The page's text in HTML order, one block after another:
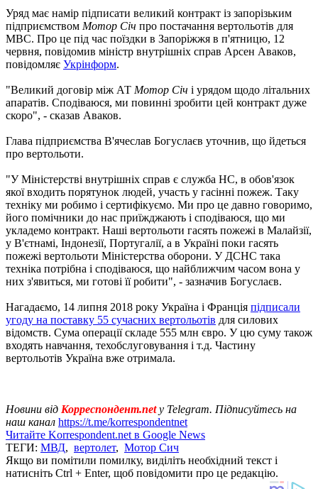
Уряд має намір підписати великий контракт із запорізьким
підприємством Мотор Січ про постачання вертольотів для
МВС. Про це під час поїздки в Запоріжжя в п'ятницю, 12
червня, повідомив міністр внутрішніх справ Арсен Аваков,
повідомляє Укрінформ.
"Великий договір між АТ Мотор Січ і урядом щодо літальних
апаратів. Сподіваюся, ми повинні зробити цей контракт дуже
скоро", - сказав Аваков.
Глава підприємства В'ячеслав Богуслаєв уточнив, що йдеться
про вертольоти.
"У Міністерстві внутрішніх справ є служба НС, в обов'язок
якої входить порятунок людей, участь у гасінні пожеж. Таку
техніку ми робимо і сертифікуємо. Ми про це давно говоримо,
його помічники до нас приїжджають і сподіваюся, що ми
укладемо контракт. Наші вертольоти гасять пожежі в Малайзії,
у В'єтнамі, Індонезії, Португалії, а в Україні поки гасять
пожежі вертольоти Міністерства оборони. У ДСНС така
техніка потрібна і сподіваюся, що найближчим часом вона у
них з'явиться, ми готові її робити", - зазначив Богуслаєв.
Нагадаємо, 14 липня 2018 року Україна і Франція підписали
угоду на поставку 55 сучасних вертольотів для силових
відомств. Сума операції складе 555 млн євро. У цю суму також
входять навчання, техобслуговування і т.д. Частину
вертольотів Україна вже отримала.
Новини від Корреспондент.net у Telegram. Підписуйтесь на
наш канал https://t.me/korrespondentnet
Читайте Korrespondent.net в Google News
ТЕГИ: МВД, вертолет, Мотор Сич
Якщо ви помітили помилку, виділіть необхідний текст і
натисніть Ctrl + Enter, щоб повідомити про це редакцію.